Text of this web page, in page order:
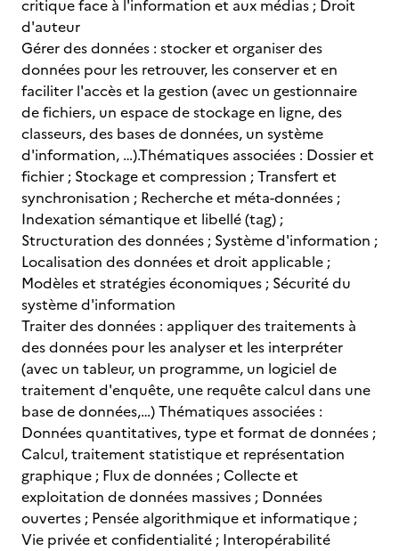
critique face à l'information et aux médias ; Droit
d'auteur
Gérer des données : stocker et organiser des
données pour les retrouver, les conserver et en
faciliter l'accès et la gestion (avec un gestionnaire
de fichiers, un espace de stockage en ligne, des
classeurs, des bases de données, un système
d'information, …).Thématiques associées : Dossier et
fichier ; Stockage et compression ; Transfert et
synchronisation ; Recherche et méta-données ;
Indexation sémantique et libellé (tag) ;
Structuration des données ; Système d'information ;
Localisation des données et droit applicable ;
Modèles et stratégies économiques ; Sécurité du
système d'information
Traiter des données : appliquer des traitements à
des données pour les analyser et les interpréter
(avec un tableur, un programme, un logiciel de
traitement d'enquête, une requête calcul dans une
base de données,…) Thématiques associées :
Données quantitatives, type et format de données ;
Calcul, traitement statistique et représentation
graphique ; Flux de données ; Collecte et
exploitation de données massives ; Données
ouvertes ; Pensée algorithmique et informatique ;
Vie privée et confidentialité ; Interopérabilité